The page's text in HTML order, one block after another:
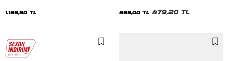
1.199,90 TL 599,00 TL 479,20 TL